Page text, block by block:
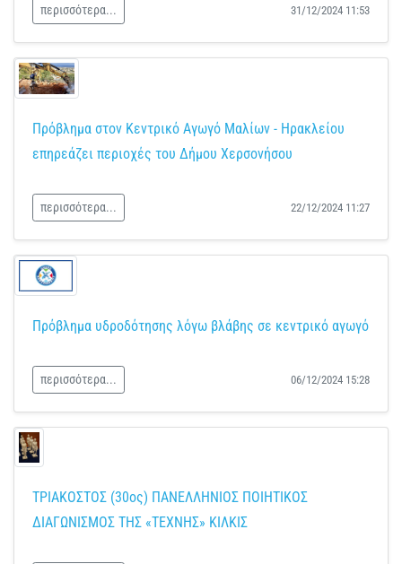
περισσότερα... 31/12/2024 11:53
Πρόβλημα στον Κεντρικό Αγωγό Μαλίων - Ηρακλείου
επηρεάζει περιοχές του Δήμου Χερσονήσου
περισσότερα... 22/12/2024 11:27
Πρόβλημα υδροδότησης λόγω βλάβης σε κεντρικό αγωγό
περισσότερα... 06/12/2024 15:28
ΤΡΙΑΚΟΣΤΟΣ (30ος) ΠΑΝΕΛΛΗΝΙΟΣ ΠΟΙΗΤΙΚΟΣ
ΔΙΑΓΩΝΙΣΜΟΣ ΤΗΣ «ΤΕΧΝΗΣ» ΚΙΛΚΙΣ